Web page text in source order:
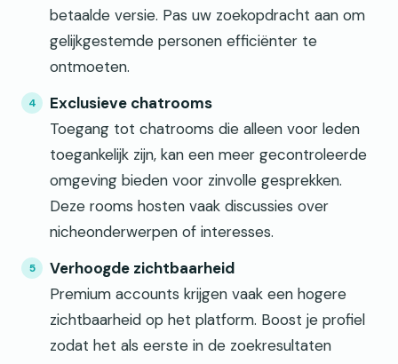
betaalde versie. Pas uw zoekopdracht aan om
gelijkgestemde personen efficiënter te
ontmoeten.
Exclusieve chatrooms
Toegang tot chatrooms die alleen voor leden
toegankelijk zijn, kan een meer gecontroleerde
omgeving bieden voor zinvolle gesprekken.
Deze rooms hosten vaak discussies over
nicheonderwerpen of interesses.
Verhoogde zichtbaarheid
Premium accounts krijgen vaak een hogere
zichtbaarheid op het platform. Boost je profiel
zodat het als eerste in de zoekresultaten